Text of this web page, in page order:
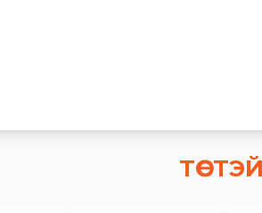
ТӨСТЭЙ